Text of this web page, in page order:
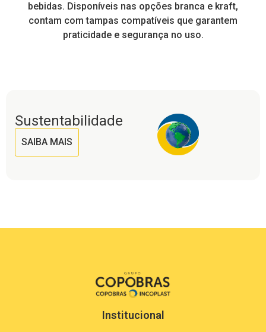
bebidas. Disponíveis nas opções branca e kraft,
contam com tampas compatíveis que garantem
praticidade e segurança no uso.
Sustentabilidade
SAIBA MAIS
Institucional